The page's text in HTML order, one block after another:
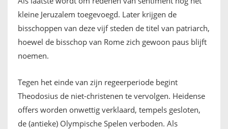
kleine Jeruzalem toegevoegd. Later krijgen de
bisschoppen van deze vijf steden de titel van patriarch,
hoewel de bisschop van Rome zich gewoon paus blijft
noemen.
Tegen het einde van zijn regeerperiode begint
Theodosius de niet-christenen te vervolgen. Heidense
offers worden onwettig verklaard, tempels gesloten,
de (antieke) Olympische Spelen verboden. Als